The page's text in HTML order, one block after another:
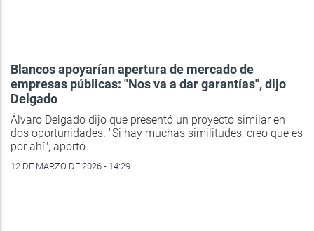
Blancos apoyarían apertura de mercado de
empresas públicas: "Nos va a dar garantías", dijo
Delgado
Álvaro Delgado dijo que presentó un proyecto similar en
dos oportunidades. "Si hay muchas similitudes, creo que es
por ahí", aportó.
12 DE MARZO DE 2026 - 14:29